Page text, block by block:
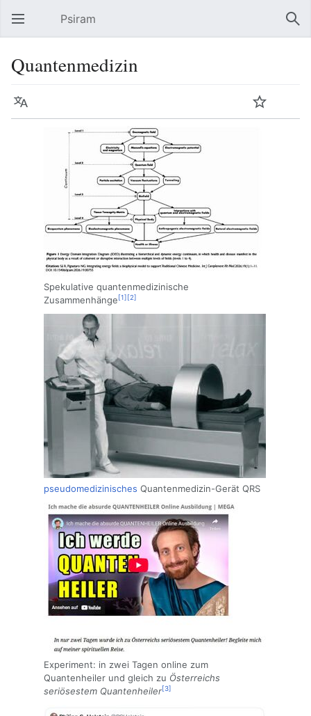
Hauptmenü öffnen Psiram
Quantenmedizin
Sprache Beobachten
Spekulative quantenmedizinische
Zusammenhänge [1] [2]
pseudomedizinisches Quantenmedizin-Gerät QRS
Experiment: in zwei Tagen online zum
Quantenheiler und gleich zu Österreichs
seriösestem Quantenheiler[3]